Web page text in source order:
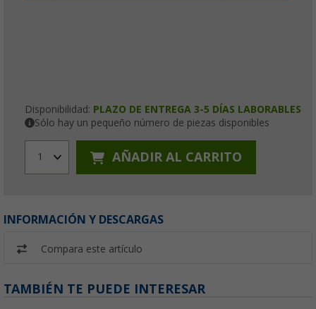
Disponibilidad: PLAZO DE ENTREGA 3-5 DÍAS LABORABLES
Sólo hay un pequeño número de piezas disponibles
1 AÑADIR AL CARRITO
INFORMACIÓN Y DESCARGAS
Compara este artículo
TAMBIÉN TE PUEDE INTERESAR